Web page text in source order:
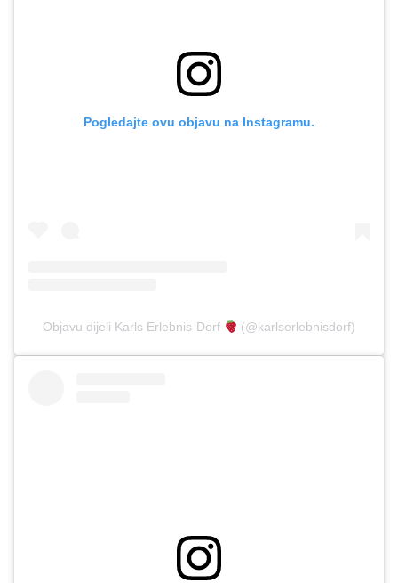
Pogledajte ovu objavu na Instagramu.
Objavu dijeli Karls Erlebnis-Dorf (@karlserlebnisdorf)